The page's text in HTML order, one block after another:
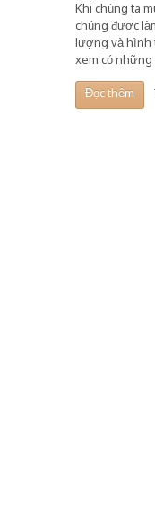
Khi chúng ta
chúng được
lượng và hình
xem có
Đọc thêm